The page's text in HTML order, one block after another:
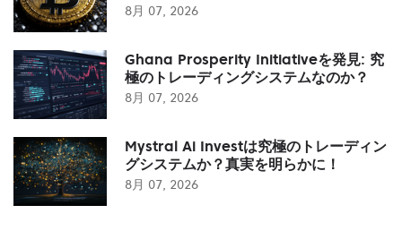
8月 07, 2026
Ghana Prosperity Initiativeを発見: 究
極のトレーディングシステムなのか？
8月 07, 2026
Mystral Ai Investは究極のトレーディン
グシステムか？真実を明らかに！
8月 07, 2026